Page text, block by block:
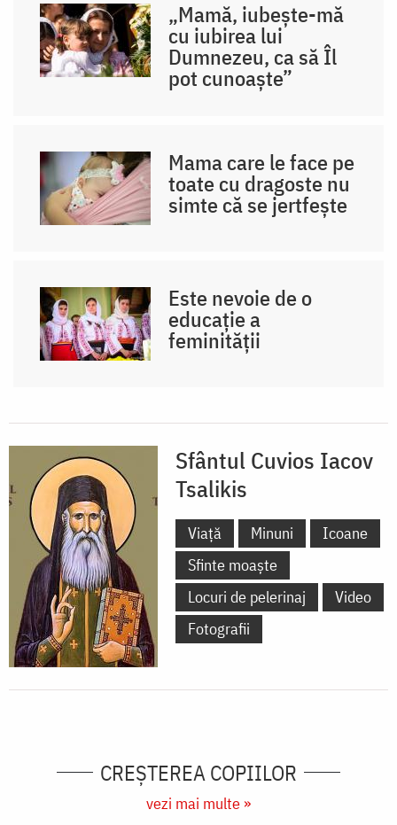
„Mamă, iubește-mă
cu iubirea lui
Dumnezeu, ca să Îl
pot cunoaște”
Mama care le face pe
toate cu dragoste nu
simte că se jertfește
Este nevoie de o
educație a
feminității
Sfântul Cuvios Iacov
Tsalikis
Viață Minuni
Icoane
Sfinte moaște
Locuri de pelerinaj
Video
Fotografii
CREŞTEREA COPIILOR
vezi mai multe »